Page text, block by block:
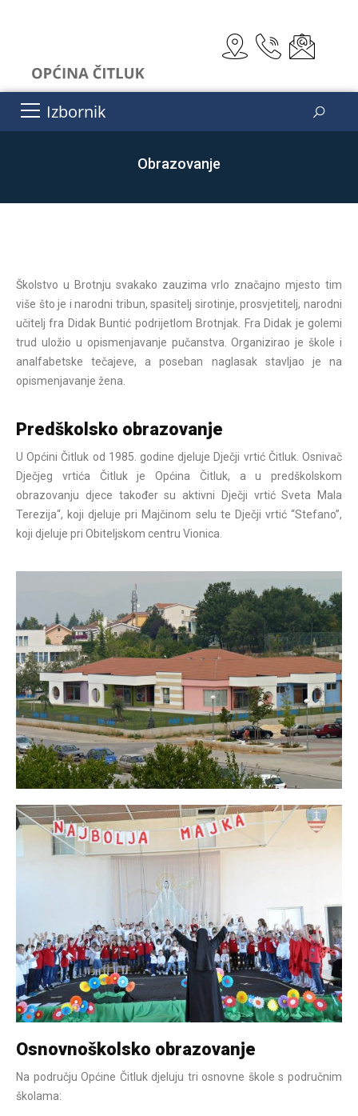
Izbornik
Obrazovanje
Školstvo u Brotnju svakako zauzima vrlo značajno mjesto tim
više što je i narodni tribun, spasitelj sirotinje, prosvjetitelj, narodni
učitelj fra Didak Buntić podrijetlom Brotnjak. Fra Didak je golemi
trud uložio u opismenjavanje pučanstva. Organizirao je škole i
analfabetske tečajeve, a poseban naglasak stavljao je na
opismenjavanje žena.
Predškolsko obrazovanje
U Općini Čitluk od 1985. godine djeluje Dječji vrtić Čitluk. Osnivač
Dječjeg vrtića Čitluk je Općina Čitluk, a u predškolskom
obrazovanju djece također su aktivni Dječji vrtić Sveta Mala
Terezija“, koji djeluje pri Majčinom selu te Dječji vrtić “Stefano”,
koji djeluje pri Obiteljskom centru Vionica.
Osnovnoškolsko obrazovanje
Na području Općine Čitluk djeluju tri osnovne škole s područnim
školama: